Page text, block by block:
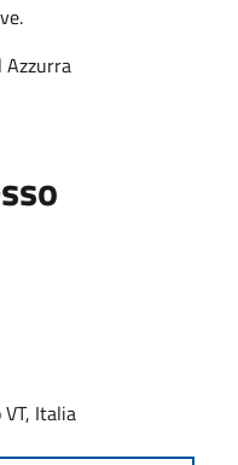
Azzurra
Italia